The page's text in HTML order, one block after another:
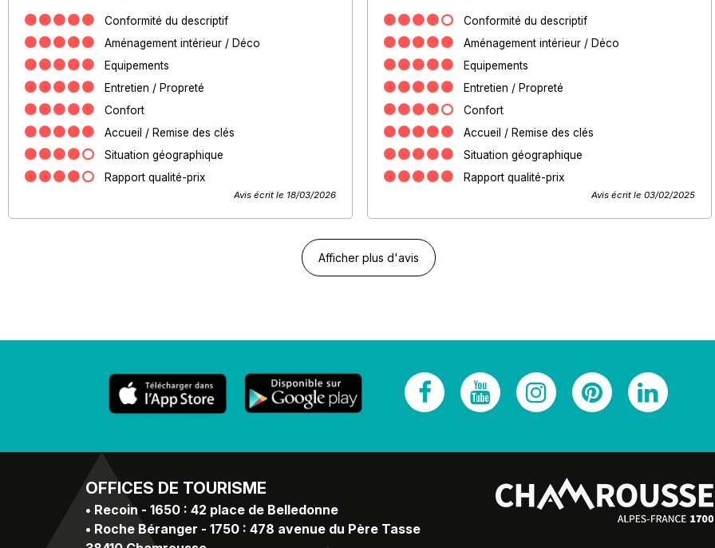
Conformité du descriptif
Aménagement intérieur / Déco
Equipements
Entretien / Propreté
Confort
Accueil / Remise des clés
Situation géographique
Rapport qualité-prix
Avis écrit le 18/03/2026
Conformité du descriptif
Aménagement intérieur / Déco
Equipements
Entretien / Propreté
Confort
Accueil / Remise des clés
Situation géographique
Rapport qualité-prix
Avis écrit le 03/02/2025
Afficher plus d'avis
OFFICES DE TOURISME
• Recoin - 1650 : 42 place de Belledonne
• Roche Béranger - 1750 : 478 avenue du Père Tasse